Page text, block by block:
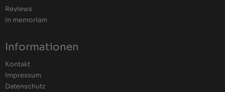
Reviews
In memoriam
Informationen
Kontakt
Impressum
Datenschutz